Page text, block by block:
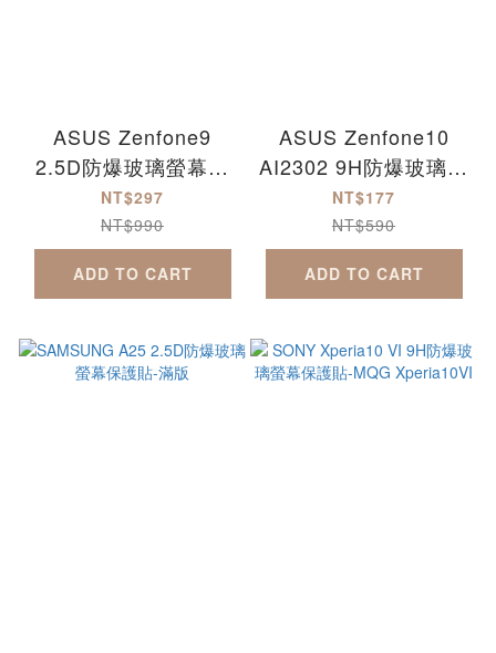
ASUS Zenfone9
2.5D防爆玻璃螢幕保
護貼-滿版 AI2202
NT$297
NT$990
ADD TO CART
ASUS Zenfone10
AI2302 9H防爆玻璃螢
幕保護貼-MQG
NT$177
NT$590
ADD TO CART